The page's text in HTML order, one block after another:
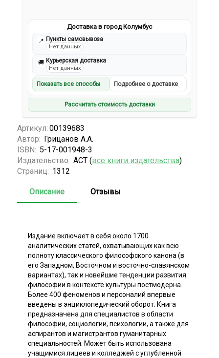
Доставка в город Колумбус
📍 Пункты самовывоза
Нет данных
🚚 Курьерская доставка
Нет данных
Показать все способы Подробнее о доставке
Рассчитать стоимость доставки
Артикул: 00139683
Автор: Грицанов А.А.
ISBN: 5-17-001948-3
Издательство: АСТ (все книги издательства)
Страниц: 1312
Описание Отзывы
Издание включает в себя около 1700
аналитических статей, охватывающих как всю
полноту классического философского канона (в
его Западном, Восточном и восточно-славянском
вариантах), так и новейшие тенденции развития
философии в контексте культуры постмодерна.
Более 400 феноменов и персоналий впервые
введены в энциклопедический оборот. Книга
предназначена для специалистов в области
философии, социологии, психологии, а также для
аспирантов и магистрантов гуманитарных
специальностей. Может быть использована
учащимися лицеев и колледжей с углубленной